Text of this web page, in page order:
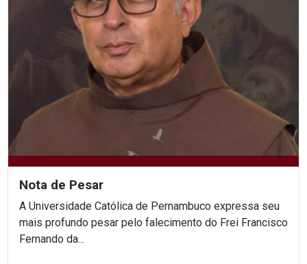
Nota de Pesar
A Universidade Católica de Pernambuco expressa seu
mais profundo pesar pelo falecimento do Frei Francisco
Fernando da...